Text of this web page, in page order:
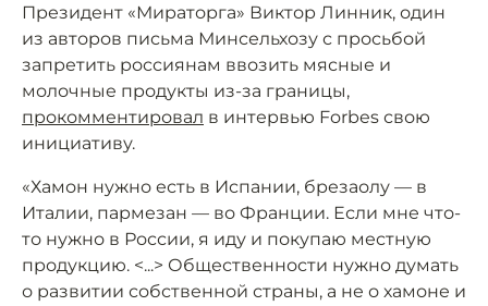
Президент «Мираторга» Виктор Линник, один
из авторов письма Минсельхозу с просьбой
запретить россиянам ввозить мясные и
молочные продукты из-за границы,
прокомментировал в интервью Forbes свою
инициативу.
«Хамон нужно есть в Испании, брезаолу — в
Италии, пармезан — во Франции. Если мне что-
то нужно в России, я иду и покупаю местную
продукцию. <...> Общественности нужно думать
о развитии собственной страны, а не о хамоне и